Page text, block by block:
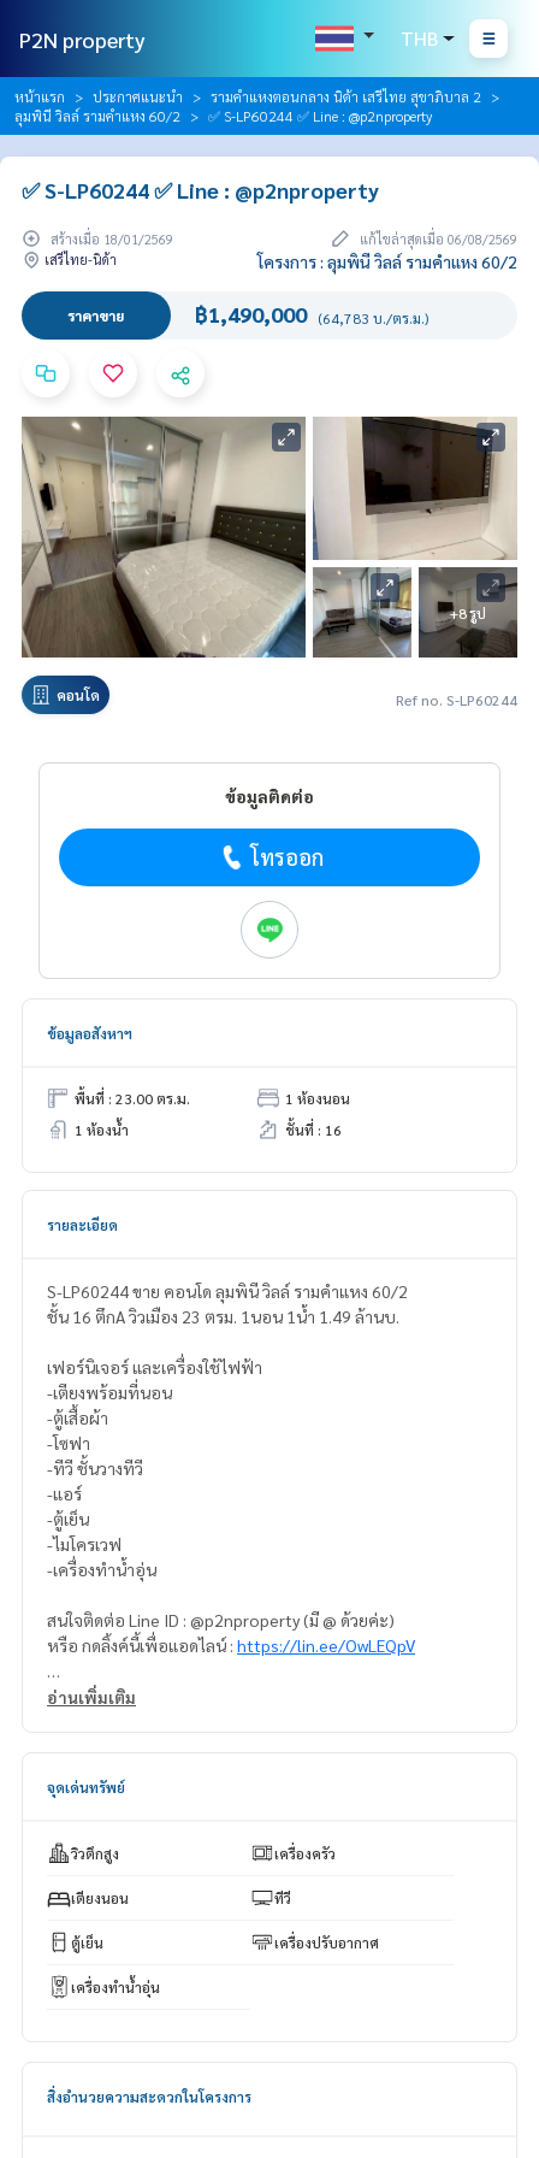
P2N property THB
หน้าแรก ประกาศแนะนำ
รามคำแหงตอนกลาง นิด้า เสรีไทย สุขาภิบาล 2
ลุมพินี วิลล์ รามคำแหง 60/2
✅ S-LP60244 ✅ Line : @p2nproperty
✅ S-LP60244 ✅ Line : @p2nproperty
สร้างเมื่อ 18/01/2569
แก้ไขล่าสุดเมื่อ 06/08/2569
เสรีไทย-นิด้า
โครงการ : ลุมพินี วิลล์ รามคำแหง 60/2
ราคาขาย ฿1,490,000 (64,783 บ./ตร.ม.)
+8 รูป
คอนโด Ref no. S-LP60244
ข้อมูลติดต่อ
โทรออก
ข้อมูลอสังหาฯ
พื้นที่ : 23.00 ตร.ม.
1 ห้องนอน
1 ห้องน้ำ
ชั้นที่ : 16
รายละเอียด
S-LP60244 ขาย คอนโด ลุมพินี​ วิลล์ รามคำแหง ​60/2​
ชั้น 16 ตึกA วิวเมือง 23 ตรม. 1นอน 1น้ำ 1.49 ล้านบ.
เฟอร์นิเจอร์ และเครื่องใช้ไฟฟ้า
-เตียงพร้อมที่นอน
-ตู้เสื้อผ้า
-โซฟา
-ทีวี ชั้นวางทีวี
-แอร์
-ตู้เย็น
-ไมโครเวฟ
-เครื่องทำน้ำอุ่น
สนใจติดต่อ Line ID : @p2nproperty (มี @ ด้วยค่ะ)
หรือ กดลิ้งค์นี้เพื่อแอดไลน์ : https://lin.ee/OwLEQpV
แอดมิน064-959-8900
perty.com
** รับฝาก ขาย-เช่า คอนโด บ้าน ที่ดิน และอสังหาริมทรัพย์ทุกชนิ
อ่านเพิ่มเติม
จุดเด่นทรัพย์
วิวตึกสูง เครื่องครัว
เตียงนอน ทีวี
ตู้เย็น เครื่องปรับอากาศ
เครื่องทำน้ำอุ่น
สิ่งอำนวยความสะดวกในโครงการ